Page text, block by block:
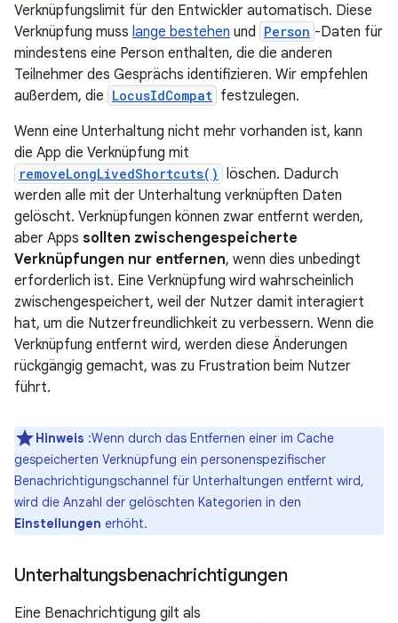
Verknüpfungslimit für den Entwickler automatisch. Diese
Verknüpfung muss lange bestehen und Person -Daten für
mindestens eine Person enthalten, die die anderen
Teilnehmer des Gesprächs identifizieren. Wir empfehlen
außerdem, die LocusIdCompat festzulegen.
Wenn eine Unterhaltung nicht mehr vorhanden ist, kann
die App die Verknüpfung mit
removeLongLivedShortcuts()
löschen. Dadurch
werden alle mit der Unterhaltung verknüpften Daten
gelöscht. Verknüpfungen können zwar entfernt werden,
aber Apps sollten zwischengespeicherte
Verknüpfungen nur entfernen, wenn dies unbedingt
erforderlich ist. Eine Verknüpfung wird wahrscheinlich
zwischengespeichert, weil der Nutzer damit interagiert
hat, um die Nutzerfreundlichkeit zu verbessern. Wenn die
Verknüpfung entfernt wird, werden diese Änderungen
rückgängig gemacht, was zu Frustration beim Nutzer
führt.
Hinweis :Wenn durch das Entfernen einer im Cache
gespeicherten Verknüpfung ein personenspezifischer
Benachrichtigungschannel für Unterhaltungen entfernt wird,
wird die Anzahl der gelöschten Kategorien in den
Einstellungen erhöht.
Unterhaltungsbenachrichtigungen
Eine Benachrichtigung gilt als